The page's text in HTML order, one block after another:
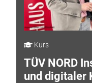
Kurs
TÜV NORD
und digitaler